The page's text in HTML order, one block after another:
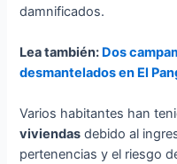
damnificados.
Lea también: Dos
desmantelados en El
Varios habitantes han
viviendas debido al
pertenencias y el riesgo